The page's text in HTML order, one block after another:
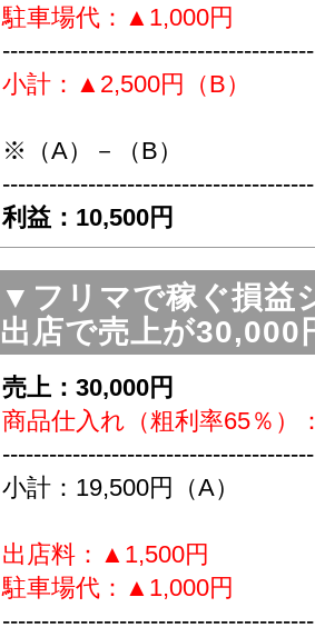
駐車場代：▲1,000円
小計：▲2,500円（B）
※（A）－（B）
利益：10,500円
▼フリマで稼ぐ損益
出店で売上が30,000
売上：30,000円
商品仕入れ（粗利率65％）
小計：19,500円（A）
出店料：▲1,500円
駐車場代：▲1,000円